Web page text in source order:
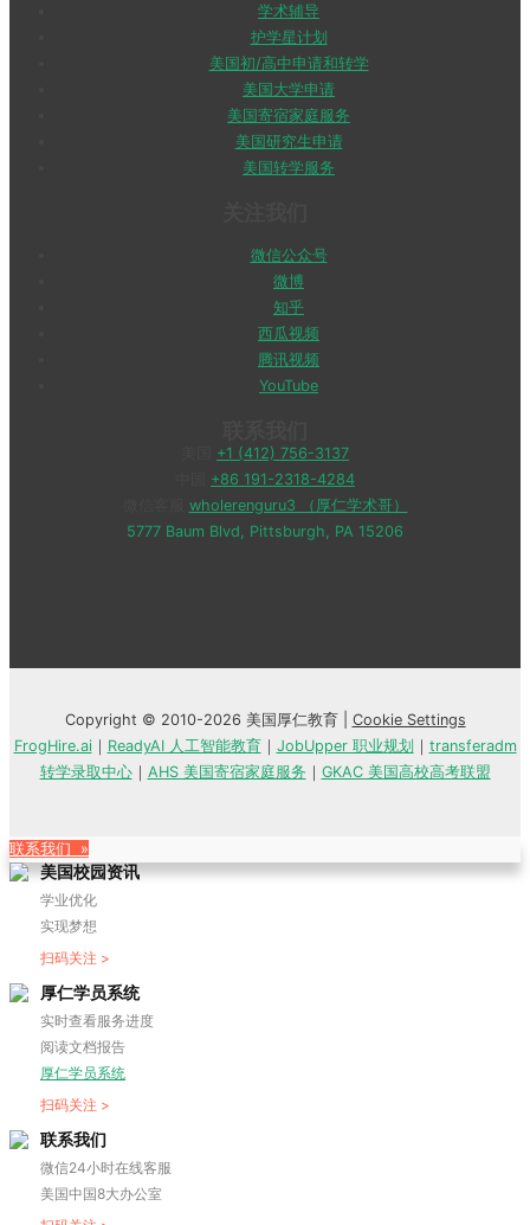
学术辅导
护学星计划
美国初/高中申请和转学
美国大学申请
美国寄宿家庭服务
美国研究生申请
美国转学服务
微信公众号
微博
知乎
西瓜视频
腾讯视频
YouTube
+1 (412) 756-3137
+86 191-2318-4284
wholerenguru3 （厚仁学术哥）
5777 Baum Blvd, Pittsburgh, PA 15206
Copyright © 2010-2026 美国厚仁教育 | Cookie Settings
FrogHire.ai｜ ReadyAI 人工智能教育｜ JobUpper 职业规划 ｜ transferadm
转学录取中心｜ AHS 美国寄宿家庭服务 ｜ GKAC 美国高校高考联盟
联系我们 »
美国校园资讯
学业优化
实现梦想
扫码关注 >
厚仁学员系统
实时查看服务进度
阅读文档报告
厚仁学员系统
扫码关注 >
联系我们
微信24小时在线客服
美国中国8大办公室